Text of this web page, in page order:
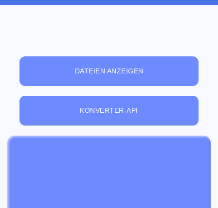
DATEIEN ANZEIGEN
KONVERTER-API